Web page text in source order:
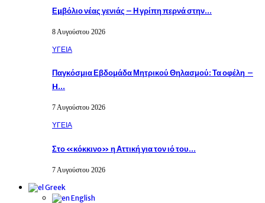
Εµβόλιο νέας γενιάς – Η γρίπη περνά στην…
8 Αυγούστου 2026
ΥΓΕΙΑ
Παγκόσμια Εβδομάδα Μητρικού Θηλασμού: Τα οφέλη –
H…
7 Αυγούστου 2026
ΥΓΕΙΑ
Στο «κόκκινο» η Αττική για τον ιό του…
7 Αυγούστου 2026
Greek
English